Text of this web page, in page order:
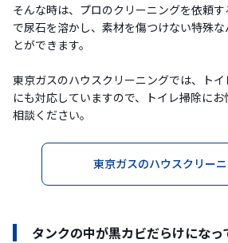
そんな時は、プロのクリーニングを依頼
で尿石を溶かし、素材を傷つけない特殊
とができます。
東京ガスのハウスクリーニングでは、ト
にも対応していますので、トイレ掃除に
相談ください。
東京ガスのハウスクリー
タンクの中が黒カビだらけになっ